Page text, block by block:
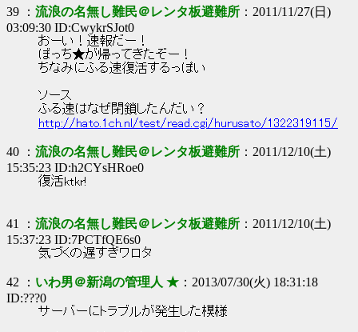
39 ： 流浪の名無し難民＠レンタ板避難所 ：2011/11/27(日)
03:09:30 ID:CwykrSJot0
おーい！速報だー！
ぼっち★が帰ってきたぞー！
ちなみにふる速復活するっぽい
ソース
ふる速はなぜ閉鎖したんだい？
http://hato.1ch.nl/test/read.cgi/hurusato/1322319115/
40 ： 流浪の名無し難民＠レンタ板避難所 ：2011/12/10(土)
15:35:23 ID:h2CYsHRoe0
復活ktkr!
41 ： 流浪の名無し難民＠レンタ板避難所 ：2011/12/10(土)
15:37:23 ID:7PCTfQE6s0
気づくの遅すぎワロタ
42 ： いわ男＠新潟の管理人 ★ ：2013/07/30(火) 18:31:18
ID:???0
サーバーにトラブルが発生した模様